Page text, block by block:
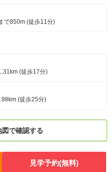
で850m (徒歩11分)
(徒歩17分)
(徒歩25分)
で確認する
見学予約(無料)